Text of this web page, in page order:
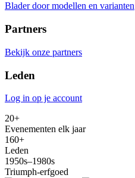
Blader door modellen en varianten
Partners
Bekijk onze partners
Leden
Log in op je account
20+
Evenementen elk jaar
160+
Leden
1950s–1980s
Triumph-erfgoed